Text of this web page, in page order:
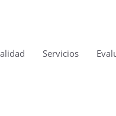
Servicios